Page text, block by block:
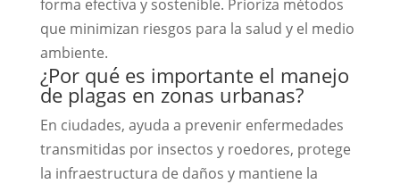
forma efectiva y sostenible. Prioriza métodos
que minimizan riesgos para la salud y el medio
ambiente.
¿Por qué es importante el manejo
de plagas en zonas urbanas?
En ciudades, ayuda a prevenir enfermedades
transmitidas por insectos y roedores, protege
la infraestructura de daños y mantiene la